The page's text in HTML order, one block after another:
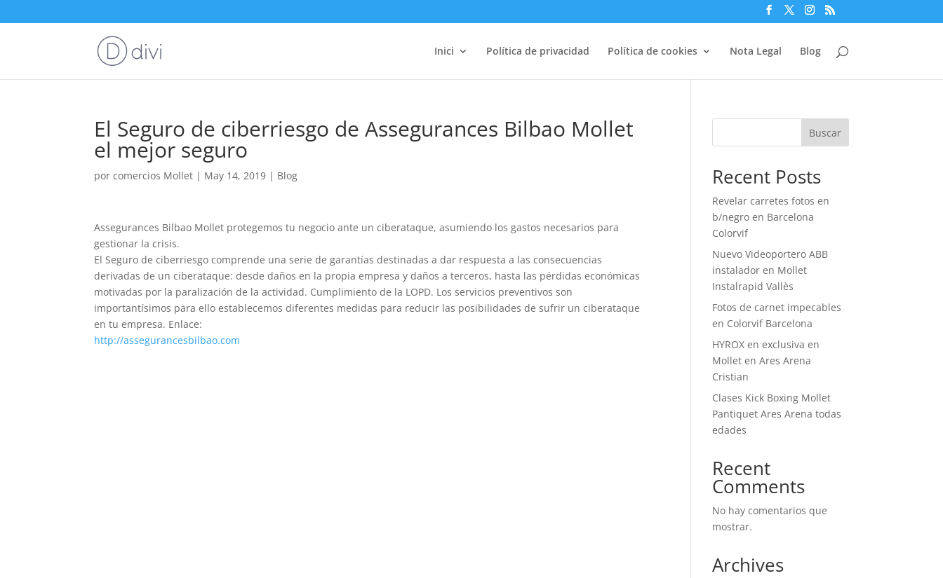
Inici Política de privacidad Política de cookies Nota Legal Blog
El Seguro de ciberriesgo de Assegurances Bilbao Mollet
el mejor seguro
porcomercios Mollet | May 14, 2019 | Blog
Assegurances Bilbao Mollet protegemos tu negocio ante un ciberataque, asumiendo los gastos necesarios para
gestionar la crisis.
El Seguro de ciberriesgo comprende una serie de garantías destinadas a dar respuesta a las consecuencias
derivadas de un ciberataque: desde daños en la propia empresa y daños a terceros, hasta las pérdidas económicas
motivadas por la paralización de la actividad. Cumplimiento de la LOPD. Los servicios preventivos son
importantísimos para ello establecemos diferentes medidas para reducir las posibilidades de sufrir un ciberataque
en tu empresa. Enlace:
http://assegurancesbilbao.com
Buscar
Recent Posts
Revelar carretes fotos en
b/negro en Barcelona
Colorvif
Nuevo Videoportero ABB
instalador en Mollet
Instalrapid Vallès
Fotos de carnet impecables
en Colorvif Barcelona
HYROX en exclusiva en
Mollet en Ares Arena
Cristian
Clases Kick Boxing Mollet
Pantiquet Ares Arena todas
edades
Recent
Comments
No hay comentarios que
mostrar.
Archives